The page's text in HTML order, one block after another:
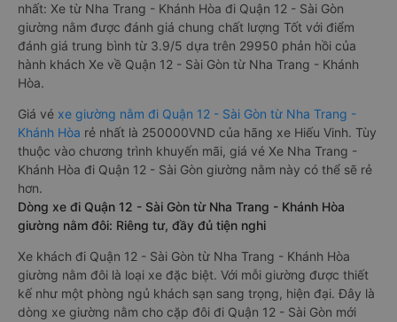
nhất: Xe từ Nha Trang - Khánh Hòa đi Quận 12 - Sài Gòn
giường nằm được đánh giá chung chất lượng Tốt với điểm
đánh giá trung bình từ 3.9/5 dựa trên 29950 phản hồi của
hành khách Xe về Quận 12 - Sài Gòn từ Nha Trang - Khánh
Hòa.
Giá vé xe giường nằm đi Quận 12 - Sài Gòn từ Nha Trang -
Khánh Hòa rẻ nhất là 250000VND của hãng xe Hiếu Vinh. Tùy
thuộc vào chương trình khuyến mãi, giá vé Xe Nha Trang -
Khánh Hòa đi Quận 12 - Sài Gòn giường nằm này có thể sẽ rẻ
hơn.
Dòng xe đi Quận 12 - Sài Gòn từ Nha Trang - Khánh Hòa
giường nằm đôi: Riêng tư, đầy đủ tiện nghi
Xe khách đi Quận 12 - Sài Gòn từ Nha Trang - Khánh Hòa
giường nằm đôi là loại xe đặc biệt. Với mỗi giường được thiết
kế như một phòng ngủ khách sạn sang trọng, hiện đại. Đây là
dòng xe giường nằm cho cặp đôi đi Quận 12 - Sài Gòn mới